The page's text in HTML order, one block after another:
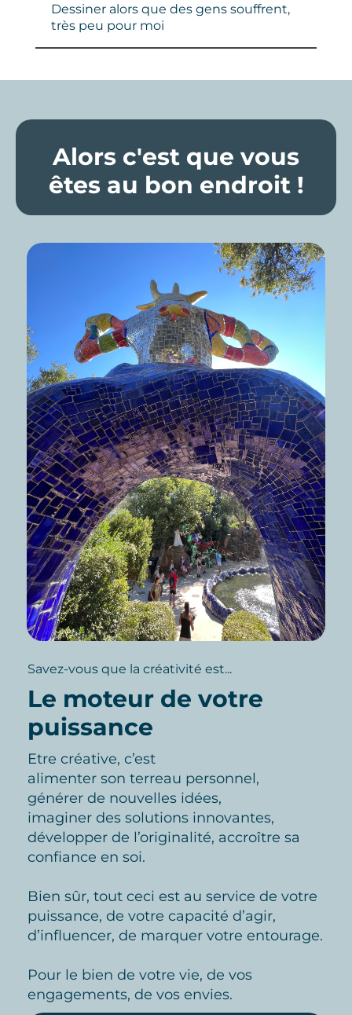
Dessiner alors que des gens souffrent,
très peu pour moi
Alors c'est que vous
êtes au bon endroit !
Savez-vous que la créativité est...
Le moteur de votre
puissance
Etre créative, c’est
alimenter son terreau personnel,
générer de nouvelles idées,
imaginer des solutions innovantes,
développer de l’originalité, accroître sa
confiance en soi.
Bien sûr, tout ceci est au service de votre
puissance, de votre capacité d’agir,
d’influencer, de marquer votre entourage.
Pour le bien de votre vie, de vos
engagements, de vos envies.